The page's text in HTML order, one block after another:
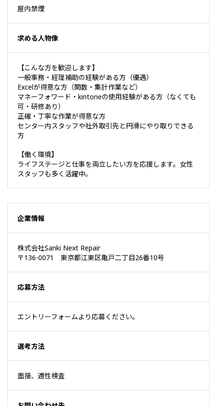
屋内禁煙
求める人物像
【こんな方を歓迎します】
一般事務・経理補助の経験がある方（優遇）
Excelが得意な方（関数・集計作業など）
マネーフォワード・kintoneの使用経験がある方（なくても
可・研修あり）
正確・丁寧な作業が得意な方
センター内スタッフや社外取引先と円滑にやり取りできる
方
【働く環境】
ライフステージと仕事を両立したい方を応援します。女性
スタッフも多く活躍中。
企業情報
株式会社Sanki Next Repair
〒136-0071 東京都江東区亀戸二丁目26番10号
応募方法
エントリーフォームより応募ください。
選考方法
面接、適性検査